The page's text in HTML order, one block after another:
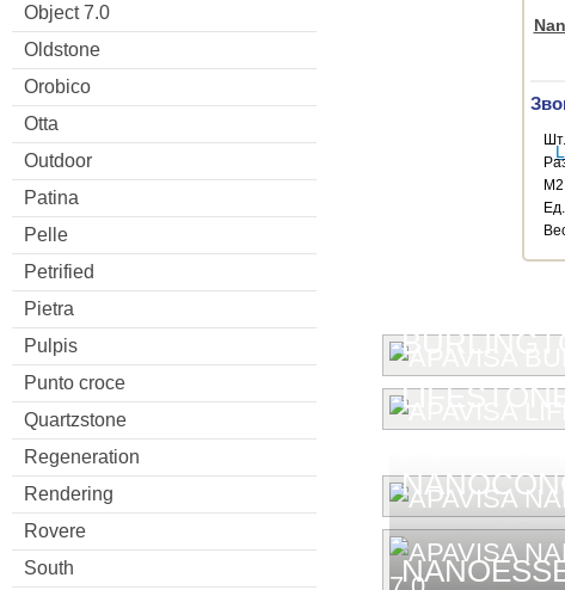
Object 7.0
Oldstone
Orobico
Otta
Outdoor
Patina
Pelle
Petrified
Pietra
Pulpis
Punto croce
Quartzstone
Regeneration
Rendering
Rovere
South
М2